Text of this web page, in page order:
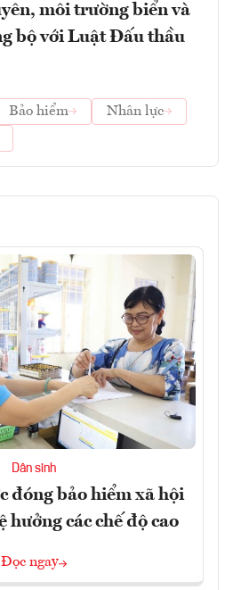
môi trường biển và
bộ với Luật Đấu thầu
Bảo hiểm
Nhân lực
Dân sinh
đóng bảo hiểm xã hội
hưởng các chế độ cao
Đọc ngay